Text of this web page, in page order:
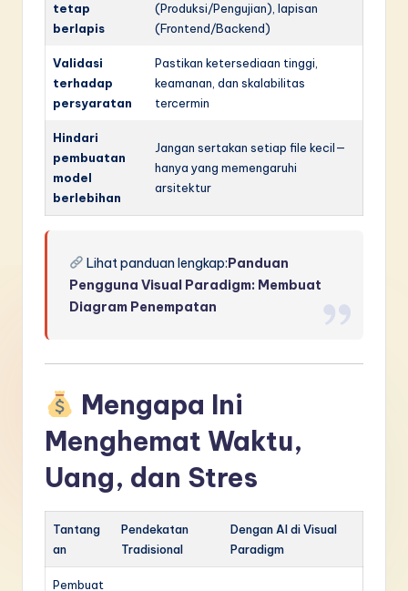
tetap
berlapis
(Produksi/Pengujian), lapisan
(Frontend/Backend)
Validasi
terhadap
persyaratan
Pastikan ketersediaan tinggi,
keamanan, dan skalabilitas
tercermin
Hindari
pembuatan
model
berlebihan
Jangan sertakan setiap file kecil—
hanya yang memengaruhi
arsitektur
Lihat panduan lengkap:Panduan
Pengguna Visual Paradigm: Membuat
Diagram Penempatan
Mengapa Ini
Menghemat Waktu,
Uang, dan Stres
Tantang
an
Pendekatan
Tradisional
Dengan AI di Visual
Paradigm
Pembuat